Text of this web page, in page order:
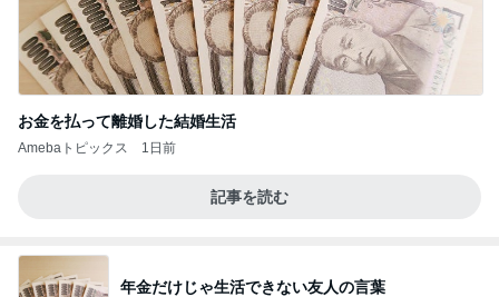
お金を払って離婚した結婚生活
Amebaトピックス 1日前
記事を読む
年金だけじゃ生活できない友人の言葉